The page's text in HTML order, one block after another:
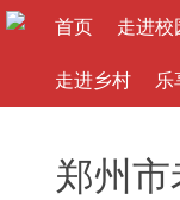
首页 走进校
走进乡村 乐
郑州